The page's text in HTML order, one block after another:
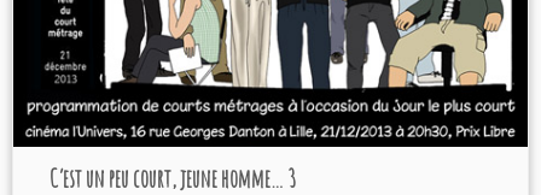
C’est un peu court, jeune homme… 3